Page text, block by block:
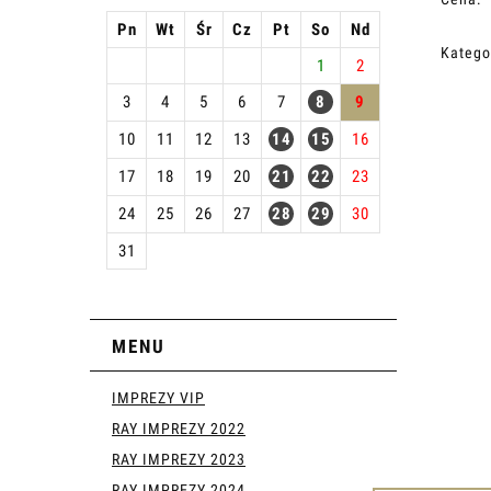
Pn Wt Śr Cz Pt So
Nd
1
2
3
4 5 6 7 8
9
10
11 12 13 14 15
16
17
18 19 20 21 22
23
24
25 26 27 28 29
30
31
MENU
IMPREZY VIP
RAY IMPREZY 2022
RAY IMPREZY 2023